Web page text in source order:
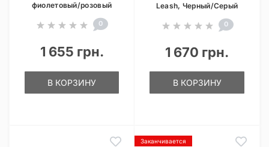
фиолетовый/розовый
0
1 655 грн.
В КОРЗИНУ
Leash, Черный/Серый
0
1 670 грн.
В КОРЗИНУ
Заканчивается